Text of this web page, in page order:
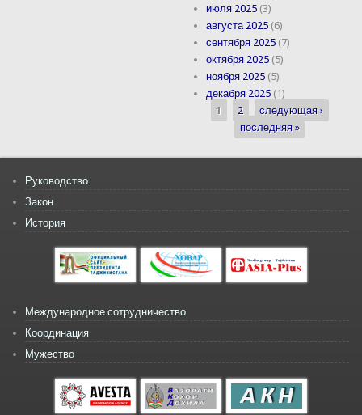
июля 2025 (3)
августа 2025 (6)
сентября 2025 (7)
октября 2025 (5)
ноября 2025 (5)
декабря 2025 (1)
Страницы
1 2
следующая ›
последняя »
Руководство
Закон
История
Международное сотрудничество
Координация
Мужество